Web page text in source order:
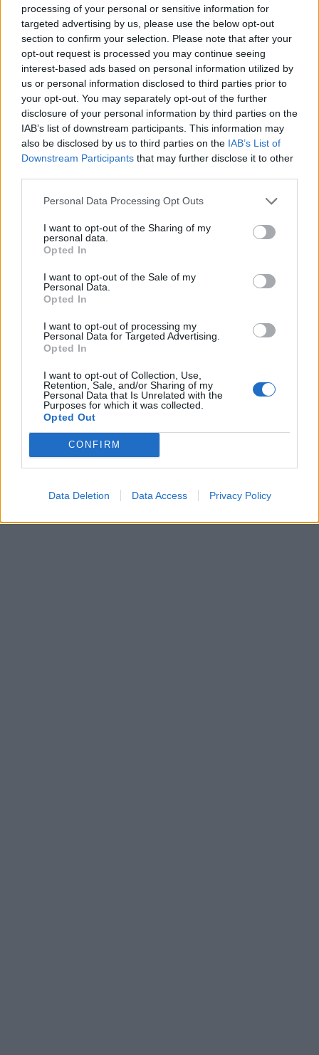
processing of your personal or sensitive information for
targeted advertising by us, please use the below opt-out
section to confirm your selection. Please note that after your
opt-out request is processed you may continue seeing
interest-based ads based on personal information utilized by
us or personal information disclosed to third parties prior to
your opt-out. You may separately opt-out of the further
disclosure of your personal information by third parties on the
IAB’s list of downstream participants. This information may
also be disclosed by us to third parties on the IAB’s List of
Downstream Participants that may further disclose it to other
Personal Data Processing Opt Outs
I want to opt-out of the Sharing of my
personal data.
Opted In
I want to opt-out of the Sale of my
Personal Data.
Opted In
I want to opt-out of processing my
Personal Data for Targeted Advertising.
Opted In
I want to opt-out of Collection, Use,
Retention, Sale, and/or Sharing of my
Personal Data that Is Unrelated with the
Purposes for which it was collected.
Opted Out
CONFIRM
Data Deletion Data Access Privacy Policy
Exámenes de Skillshop - Academy for Ads
MasterSEOSEM somos Agencia de publicidad certificada para
gestionar campañas de